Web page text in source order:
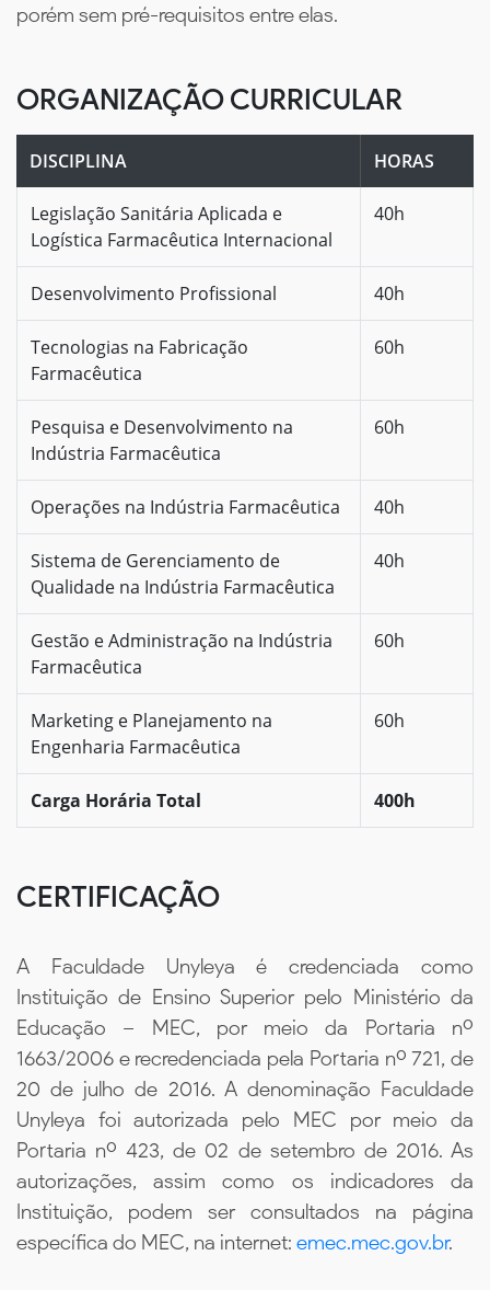
porém sem pré-requisitos entre elas.
ORGANIZAÇÃO CURRICULAR
DISCIPLINA HORAS
Legislação Sanitária Aplicada e
Logística Farmacêutica Internacional
40h
Desenvolvimento Profissional 40h
Tecnologias na Fabricação
Farmacêutica
60h
Pesquisa e Desenvolvimento na
Indústria Farmacêutica
60h
Operações na Indústria Farmacêutica 40h
Sistema de Gerenciamento de
Qualidade na Indústria Farmacêutica
40h
Gestão e Administração na Indústria
Farmacêutica
60h
Marketing e Planejamento na
Engenharia Farmacêutica
60h
Carga Horária Total 400h
CERTIFICAÇÃO
A Faculdade Unyleya é credenciada como
Instituição de Ensino Superior pelo Ministério da
Educação – MEC, por meio da Portaria nº
1663/2006 e recredenciada pela Portaria nº 721, de
20 de julho de 2016. A denominação Faculdade
Unyleya foi autorizada pelo MEC por meio da
Portaria nº 423, de 02 de setembro de 2016. As
autorizações, assim como os indicadores da
Instituição, podem ser consultados na página
específica do MEC, na internet: emec.mec.gov.br.